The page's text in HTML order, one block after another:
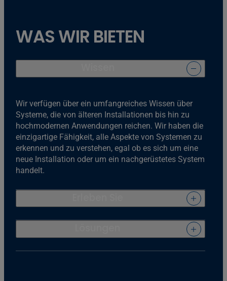
WAS WIR BIETEN
Wir verfügen über ein umfangreiches Wissen über
Systeme, die von älteren Installationen bis hin zu
hochmodernen Anwendungen reichen. Wir haben die
einzigartige Fähigkeit, alle Aspekte von Systemen zu
erkennen und zu verstehen, egal ob es sich um eine
neue Installation oder um ein nachgerüstetes System
handelt.